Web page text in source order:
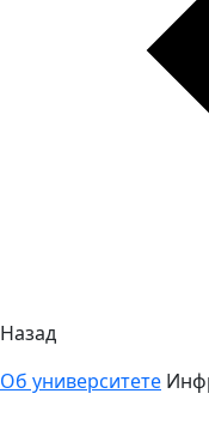
Назад
Об университете